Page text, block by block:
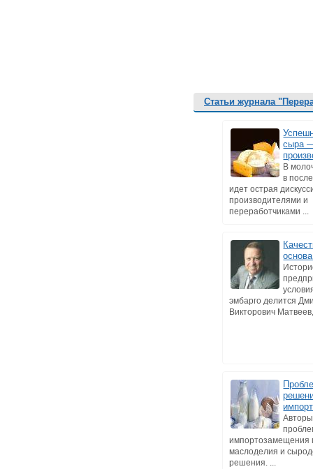
Статьи журнала
сыра
В
в
идет острая
производителями и
переработчиками ...
эмбарго делится
Викторович
импортозамещения
маслоделия и
решения. ...